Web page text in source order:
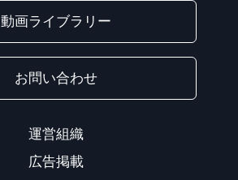
動画ライブラリー
お問い合わせ
運営組織
広告掲載